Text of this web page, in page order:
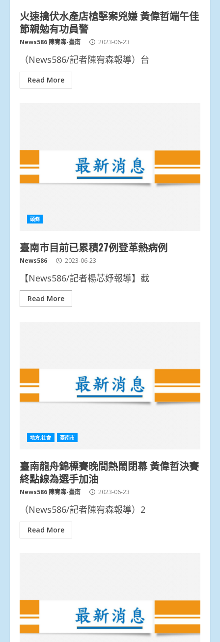
火速擒伏水產店槍擊案兇嫌 黃偉哲端午佳
節親勉有功員警
News586 陳宥森-臺南 2023-06-23
（News586/記者陳宥森報導）台
Read More
頭條
臺南市目前已累積27例登革熱病例
News586 2023-06-23
【News586/記者楊芯妤報導】截
Read More
地方.社會 臺南市
臺南龍舟錦標賽晚間熱鬧閉幕 黃偉哲決賽
終點線為選手加油
News586 陳宥森-臺南 2023-06-23
（News586/記者陳宥森報導）2
Read More